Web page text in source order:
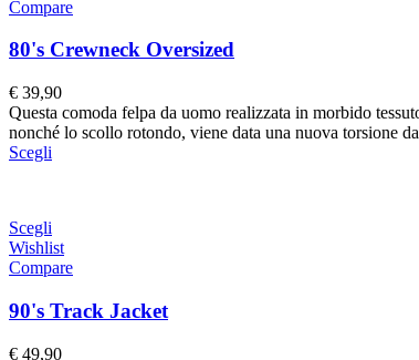
Compare
80's Crewneck Oversized
€ 39,90
Questa comoda felpa da uomo realizzata in morbido
nonché lo scollo rotondo, viene data una nuova torsione
Scegli
Scegli
Wishlist
Compare
90's Track Jacket
€ 49,90